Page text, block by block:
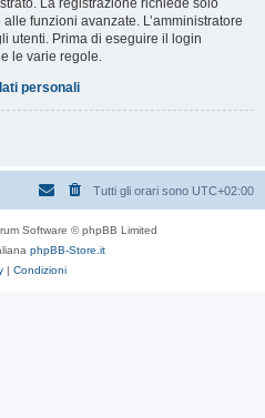
funzioni avanzate. L’amministratore
utenti. Prima di eseguire il login
le varie regole.
personali
Tutti gli orari sono UTC+02:00
Software © phpBB Limited
phpBB-Store.it
| Condizioni